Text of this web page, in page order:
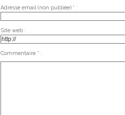
Adresse email (non publiée) * :
Site web :
Commentaire * :